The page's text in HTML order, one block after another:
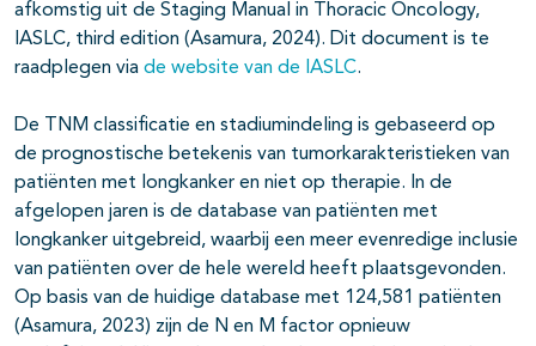
afkomstig uit de Staging Manual in Thoracic Oncology,
IASLC, third edition (Asamura, 2024). Dit document is te
raadplegen via de website van de IASLC.
De TNM classificatie en stadiumindeling is gebaseerd op
de prognostische betekenis van tumorkarakteristieken van
patiënten met longkanker en niet op therapie. In de
afgelopen jaren is de database van patiënten met
longkanker uitgebreid, waarbij een meer evenredige inclusie
van patiënten over de hele wereld heeft plaatsgevonden.
Op basis van de huidige database met 124,581 patiënten
(Asamura, 2023) zijn de N en M factor opnieuw